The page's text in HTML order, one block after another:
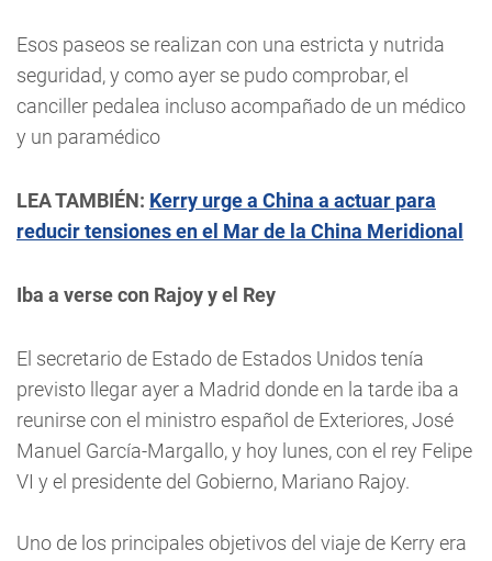
Esos paseos se realizan con una estricta y nutrida
seguridad, y como ayer se pudo comprobar, el
canciller pedalea incluso acompañado de un médico
y un paramédico
LEA TAMBIÉN: Kerry urge a China a actuar para
reducir tensiones en el Mar de la China Meridional
Iba a verse con Rajoy y el Rey
El secretario de Estado de Estados Unidos tenía
previsto llegar ayer a Madrid donde en la tarde iba a
reunirse con el ministro español de Exteriores, José
Manuel García-Margallo, y hoy lunes, con el rey Felipe
VI y el presidente del Gobierno, Mariano Rajoy.
Uno de los principales objetivos del viaje de Kerry era